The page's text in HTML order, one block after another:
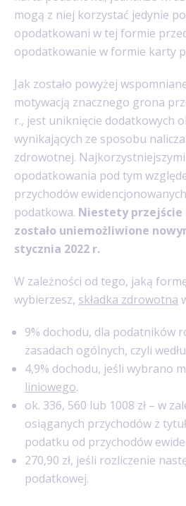
mogą z niej korzystać jedynie
opodatkowani w tej formie
opodatkowanie w formie karty
Jak zostało powyżej
motywacją znacznego grona
r., jest uniknięcie dodatkowych
wynikających ze sposobu
zdrowotnej.
opodatkowania pod tym
przychodów
podatkowa. Niestety
zostało uniemożliwione
stycznia 2022 r.
W zależności od tego, jaką
wybierzesz, składka zdrowotna
9% dochodu, dla podatników
zasadach ogólnych, czyli
4,9% dochodu, jeśli wybrano
liniowego.
ok. 336, 560 lub 1008 zł – w
osiąganych przychodów z
podatku od przychodów
270,90 zł, jeśli rozliczenie
podatkowej.